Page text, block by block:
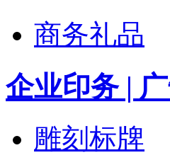
商务礼品
企业印务 |
雕刻标牌